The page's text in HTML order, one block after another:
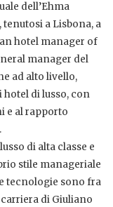
dell’Ehma
a Lisbona, a
hotel manager of
manager del
ad alto livello,
di lusso, con
e al rapporto
di alta classe e
stile manageriale
tecnologie sono fra
di Giuliano